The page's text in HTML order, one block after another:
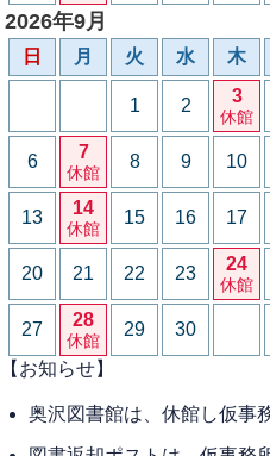
2026年9月
日 月 火 水 木
1 2 3
休館
6 7
休館
8 9 10
13 14
休館
15 16 17
20 21 22 23 24
休館
27 28
休館
29
30
【お知らせ】
奥沢図書館は、休館し仮事